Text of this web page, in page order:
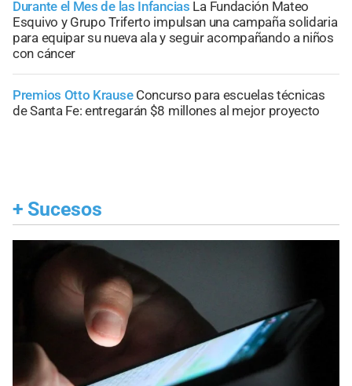
Durante el Mes de las Infancias La Fundación Mateo
Esquivo y Grupo Triferto impulsan una campaña solidaria
para equipar su nueva ala y seguir acompañando a niños
con cáncer
Premios Otto Krause Concurso para escuelas técnicas
de Santa Fe: entregarán $8 millones al mejor proyecto
+ Sucesos